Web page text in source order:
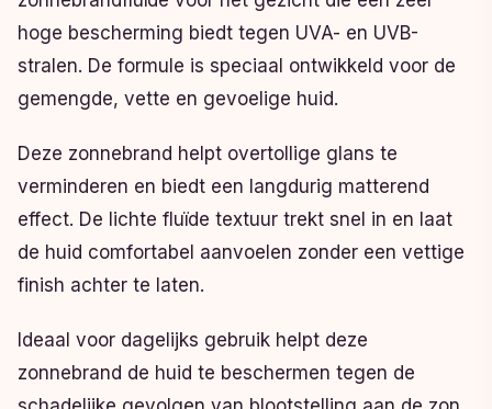
hoge bescherming biedt tegen UVA- en UVB-
stralen. De formule is speciaal ontwikkeld voor de
gemengde, vette en gevoelige huid.
Deze zonnebrand helpt overtollige glans te
verminderen en biedt een langdurig matterend
effect. De lichte fluïde textuur trekt snel in en laat
de huid comfortabel aanvoelen zonder een vettige
finish achter te laten.
Ideaal voor dagelijks gebruik helpt deze
zonnebrand de huid te beschermen tegen de